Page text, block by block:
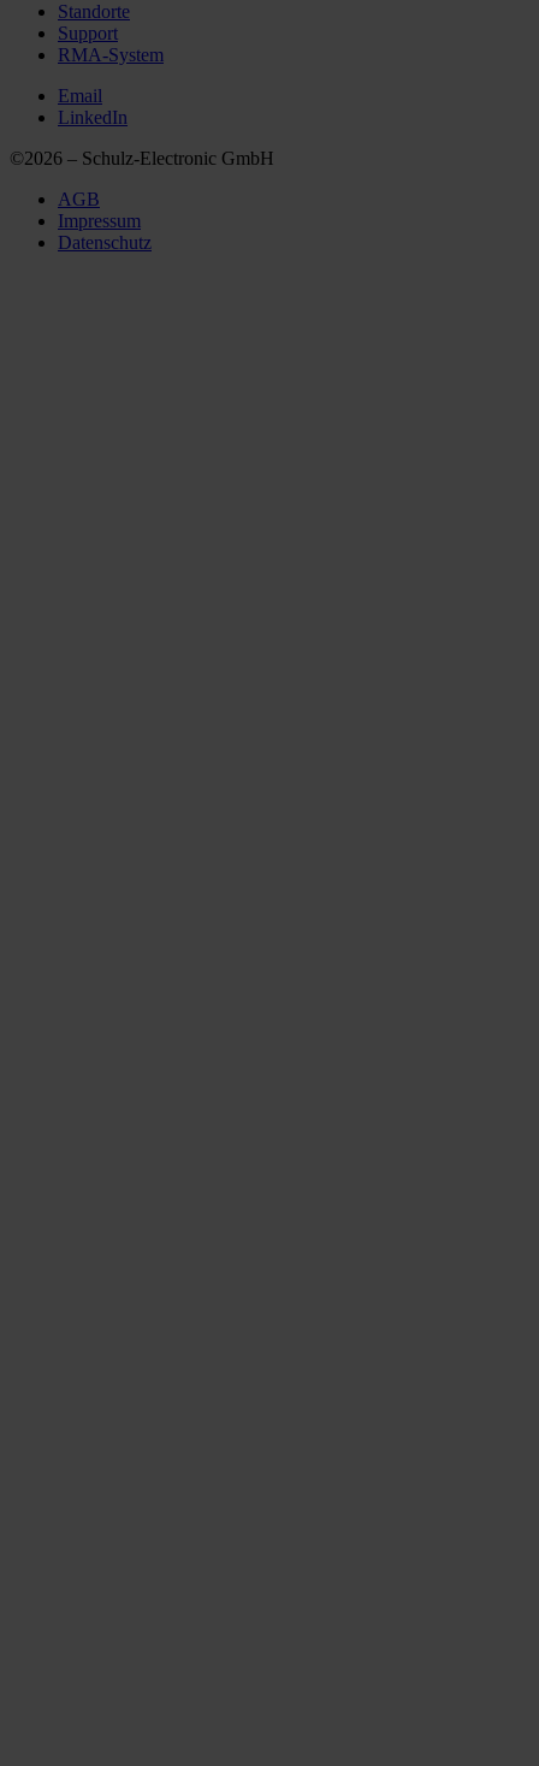
Standorte
Support
RMA-System
Email
LinkedIn
©2026 – Schulz-Electronic GmbH
AGB
Impressum
Datenschutz